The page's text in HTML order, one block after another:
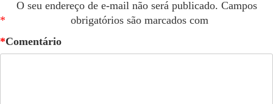
O seu endereço de e-mail não será publicado. Campos
obrigatórios são marcados com
*
Comentário
*